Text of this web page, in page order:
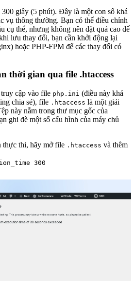
giây (5 phút). Đây là một con số khá
vụ thông thường. Bạn có thể điều chỉnh
cụ thể, nhưng không nên đặt quá cao để
lưu thay đổi, bạn cần khởi động lại
hoặc PHP-FPM để các thay đổi có
thời gian qua file .htaccess
cập vào file php.ini (điều này khá
chia sẻ), file .htaccess là một giải
này nằm trong thư mục gốc của
ghi đè một số cấu hình của máy chủ
thực thi, hãy mở file .htaccess và thêm
300